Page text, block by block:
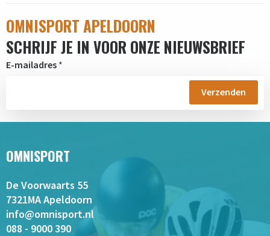
OMNISPORT APELDOORN
SCHRIJF JE IN VOOR ONZE NIEUWSBRIEF
E-mailadres *
OMNISPORT
De Voorwaarts 55
7321MA Apeldoorn
info@omnisport.nl
088 - 9000 390